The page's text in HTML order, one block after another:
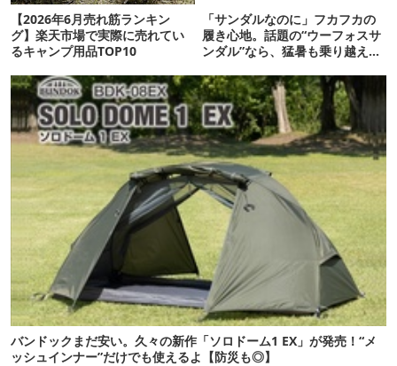
【2026年6月売れ筋ランキン
グ】楽天市場で実際に売れてい
るキャンプ用品TOP10
「サンダルなのに」フカフカの
履き心地。話題の“ウーフォスサ
ンダル”なら、猛暑も乗り越えら
バンドックまだ安い。久々の新作「ソロドーム1 EX」が発売！“メ
ッシュインナー”だけでも使えるよ【防災も◎】